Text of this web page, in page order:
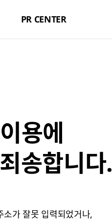
PR CENTER
용에
송합니다.
가 잘못 입력되었거나,